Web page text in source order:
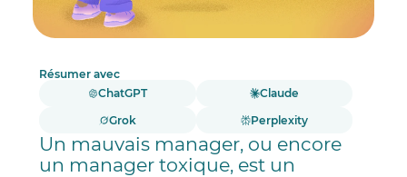
Résumer avec
ChatGPT
Claude
Grok
Perplexity
Un mauvais manager, ou encore
un manager toxique, est un